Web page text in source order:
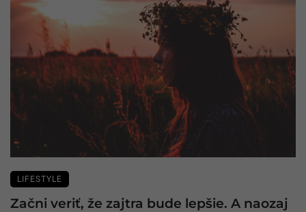
LIFESTYLE
Začni veriť, že zajtra bude lepšie. A naozaj